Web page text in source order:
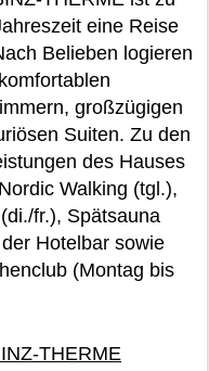
eine Reise
Belieben logieren
großzügigen
Suiten. Zu den
des Hauses
Walking (tgl.),
fr.), Spätsauna
Hotelbar sowie
(Montag bis
THERME